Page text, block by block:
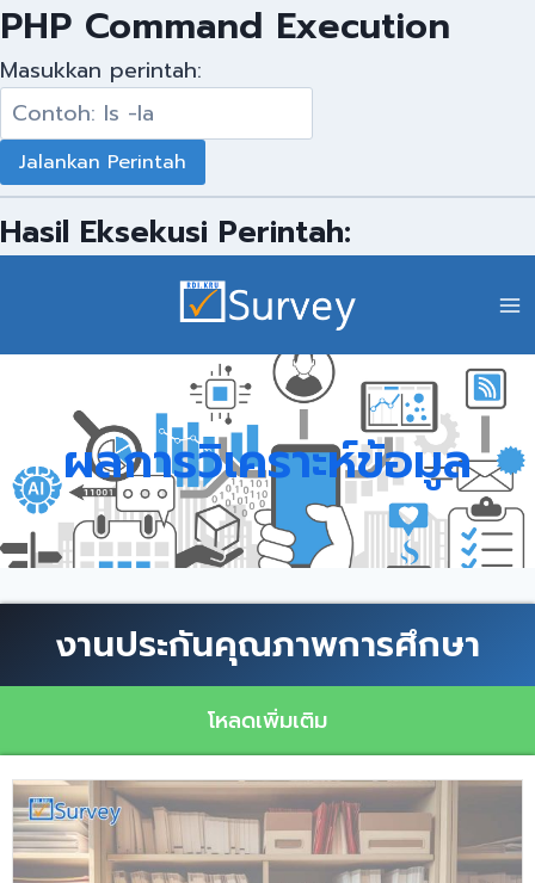
PHP Command Execution
Masukkan perintah:
Hasil Eksekusi Perintah:
ผลการวิเคราะห์ข้อมูล
งานประกันคุณภาพการศึกษา
โหลดเพิ่มเติม